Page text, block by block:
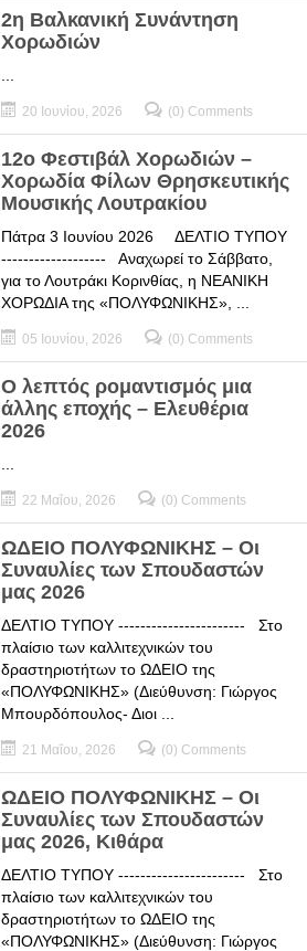
2η Βαλκανική Συνάντηση
Χορωδιών
20 Ιουνίου, 2026 (0) Comments
12ο Φεστιβάλ Χορωδιών –
Χορωδία Φίλων Θρησκευτικής
Μουσικής Λουτρακίου
Πάτρα 3 Ιουνίου 2026 ΔΕΛΤΙΟ ΤΥΠΟΥ
------------------- Αναχωρεί το Σάββατο,
για το Λουτράκι Κορινθίας, η ΝΕΑΝΙΚΗ
ΧΟΡΩΔΙΑ της «ΠΟΛΥΦΩΝΙΚΗΣ», ...
05 Ιουνίου, 2026 (0) Comments
Ο λεπτός ρομαντισμός μια
άλλης εποχής – Ελευθέρια
2026
22 Μαΐου, 2026 (0) Comments
ΩΔΕΙΟ ΠΟΛΥΦΩΝΙΚΗΣ – Οι
Συναυλίες των Σπουδαστών
μας 2026
ΔΕΛΤΙΟ ΤΥΠΟΥ ----------------------- Στο
πλαίσιο των καλλιτεχνικών του
δραστηριοτήτων το ΩΔΕΙΟ της
«ΠΟΛΥΦΩΝΙΚΗΣ» (Διεύθυνση: Γιώργος
Μπουρδόπουλος- Διοι ...
21 Μαΐου, 2026 (0) Comments
ΩΔΕΙΟ ΠΟΛΥΦΩΝΙΚΗΣ – Οι
Συναυλίες των Σπουδαστών
μας 2026, Κιθάρα
ΔΕΛΤΙΟ ΤΥΠΟΥ ----------------------- Στο
πλαίσιο των καλλιτεχνικών του
δραστηριοτήτων το ΩΔΕΙΟ της
«ΠΟΛΥΦΩΝΙΚΗΣ» (Διεύθυνση: Γιώργος